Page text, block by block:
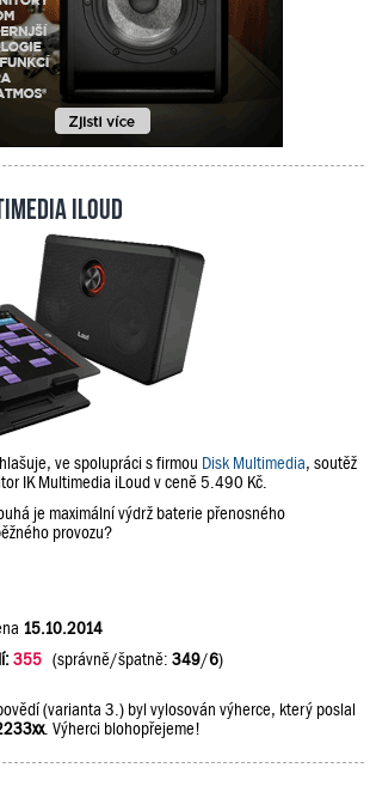
iLoud
ve spolupráci s firmou Disk Multimedia, soutěž
IK Multimedia iLoud v ceně 5.490 Kč.
je maximální výdrž baterie přenosného
provozu?
15.10.2014
355 (správně/špatně: 349/6)
(varianta 3.) byl vylosován výherce, který poslal
. Výherci blohopřejeme!